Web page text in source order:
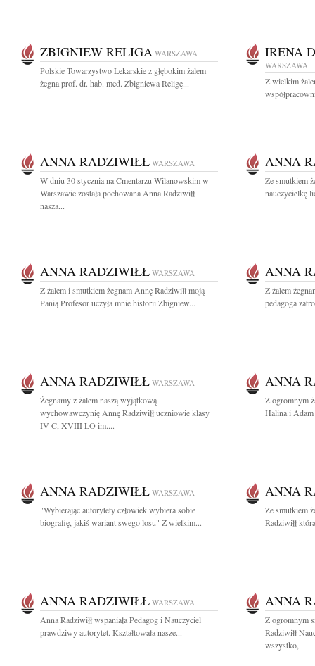
ZBIGNIEW RELIGA WARSZAWA
Polskie Towarzystwo Lekarskie z głębokim żalem
żegna prof. dr. hab. med. Zbigniewa Religę...
IRENA
WARSZAWA
Z wielkim
ANNA RADZIWIŁŁ WARSZAWA
W dniu 30 stycznia na Cmentarzu Wilanowskim w
Warszawie została pochowana Anna Radziwiłł
nasza...
ANNA
Ze smutkiem
nauczycielkę
ANNA RADZIWIŁŁ WARSZAWA
Z żalem i smutkiem żegnam Annę Radziwiłł moją
Panią Profesor uczyła mnie historii Zbigniew...
ANNA
Z żalem
pedagoga
ANNA RADZIWIŁŁ WARSZAWA
Żegnamy z żalem naszą wyjątkową
wychowawczynię Annę Radziwiłł uczniowie klasy
IV C, XVIII LO im....
ANNA
Z ogromnym
Halina i
ANNA RADZIWIŁŁ WARSZAWA
"Wybierając autorytety człowiek wybiera sobie
biografię, jakiś wariant swego losu" Z wielkim...
ANNA
Ze smutkiem
Radziwiłł
ANNA RADZIWIŁŁ WARSZAWA
Anna Radziwiłł wspaniała Pedagog i Nauczyciel
prawdziwy autorytet. Kształtowała nasze...
ANNA
Z ogromnym
Radziwiłł
wszystko,...